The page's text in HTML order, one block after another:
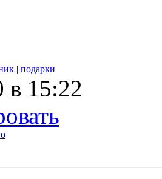
| подарки
в 15:22